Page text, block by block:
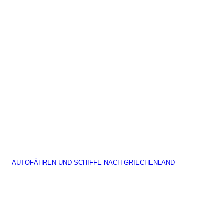
AUTOFÄHREN UND SCHIFFE NACH GRIECHENLAND